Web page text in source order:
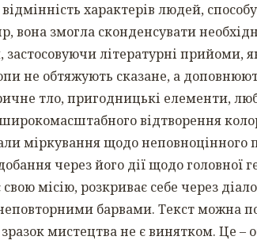
характерів людей,
вона змогла сконденсувати
літературні прийоми,
не обтяжують сказане, а
тло, пригодницькі елементи,
відтворення
міркування щодо неповноцінного
через його дії щодо головної
місію, розкриває себе через
барвами. Текст можна
мистецтва не є винятком. Це –